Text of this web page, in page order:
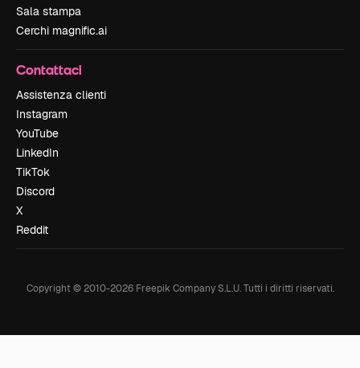
Sala stampa
Cerchi magnific.ai
Contattaci
Assistenza clienti
Instagram
YouTube
LinkedIn
TikTok
Discord
X
Reddit
Copyright © 2010-2026Freepik Company S.L.U. Tutti i diritti riservati.